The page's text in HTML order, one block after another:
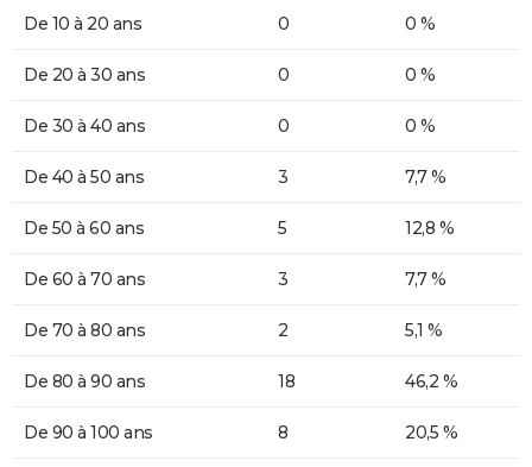
De 10 à 20 ans 0 0 %
De 20 à 30 ans 0 0 %
De 30 à 40 ans 0 0 %
De 40 à 50 ans 3 7,7 %
De 50 à 60 ans 5 12,8 %
De 60 à 70 ans 3 7,7 %
De 70 à 80 ans 2 5,1 %
De 80 à 90 ans 18 46,2 %
De 90 à 100 ans 8 20,5 %